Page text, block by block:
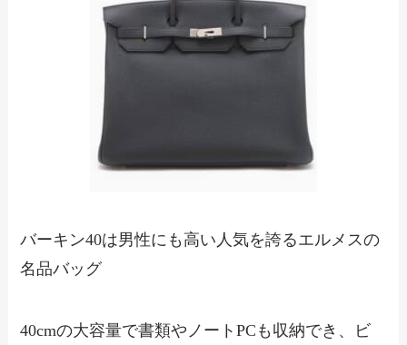
バーキン40は男性にも高い人気を誇るエルメスの
名品バッグ
40cmの大容量で書類やノートPCも収納でき、ビ